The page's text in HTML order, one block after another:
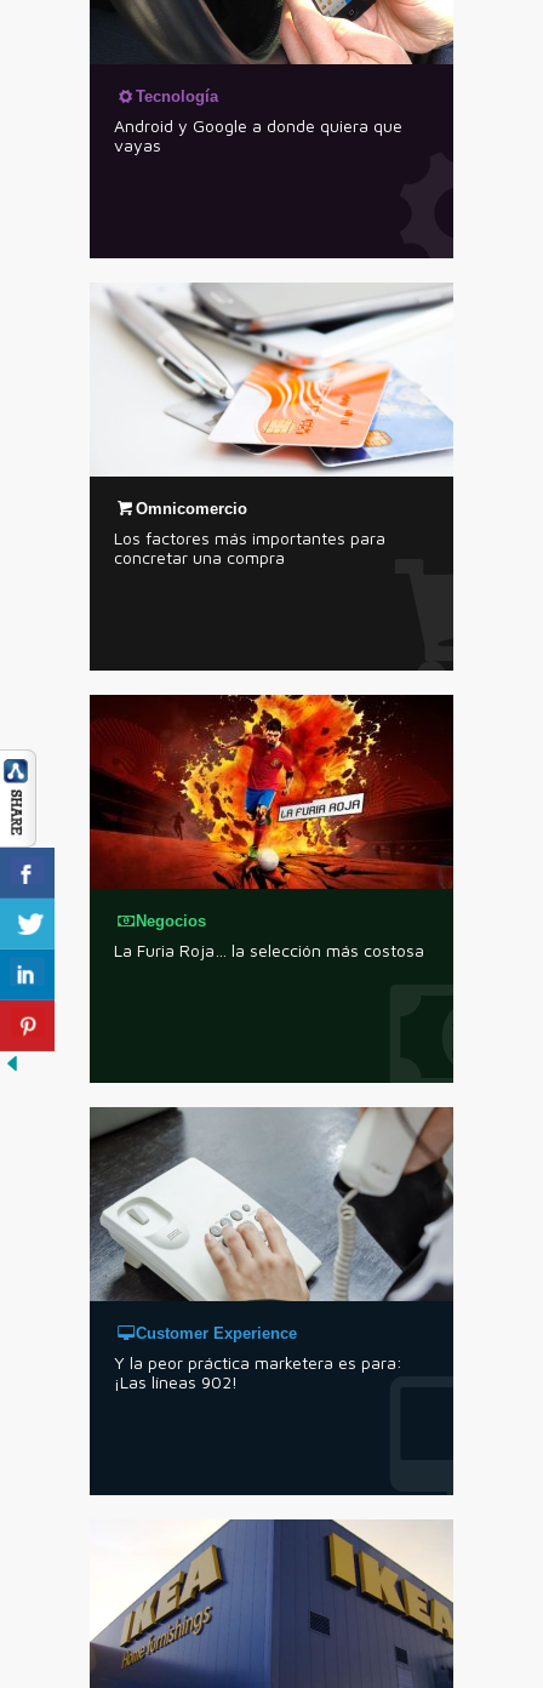
Tecnología
Android y Google a donde quiera que
vayas
Omnicomercio
Los factores más importantes para
concretar una compra
Negocios
La Furia Roja… la selección más costosa
Customer Experience
Y la peor práctica marketera es para:
¡Las líneas 902!